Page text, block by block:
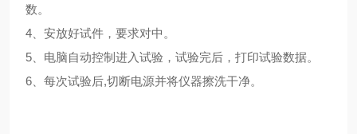
数。
4 、安放好试件，要求对中。
5 、电脑自动控制进入试验，试验完后，打印试验数据。
6 、每次试验后,切断电源并将仪器擦洗干净。